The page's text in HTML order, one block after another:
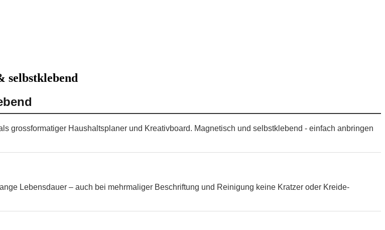
selbstklebend
grossformatiger Haushaltsplaner und Kreativboard. Magnetisch und selbstklebend - einfach anbringen
Lebensdauer – auch bei mehrmaliger Beschriftung und Reinigung keine Kratzer oder Kreide-